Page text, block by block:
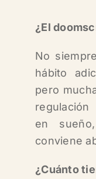
¿El
No
hábito
pero
en
conviene
¿Cuánto